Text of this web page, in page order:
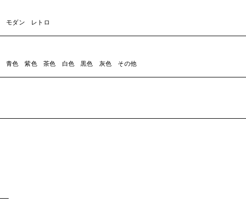
モダン レトロ
青色 紫色 茶色 白色 黒色 灰色 その他